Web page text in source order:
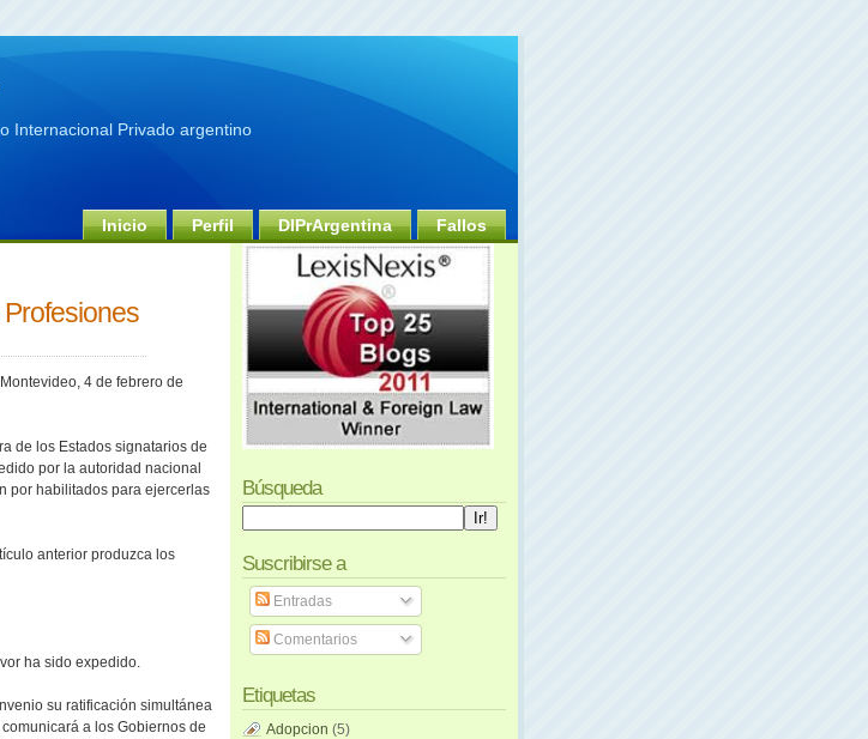
Internacional Privado argentino
Inicio Perfil DIPrArgentina Fallos
4 de febrero de
de los Estados signatarios de
por la autoridad nacional
por habilitados para ejercerlas
anterior produzca los
ha sido expedido.
su ratificación simultánea
a los Gobiernos de
Búsqueda
Suscribirse a
Entradas
Comentarios
Etiquetas
Adopcion (5)